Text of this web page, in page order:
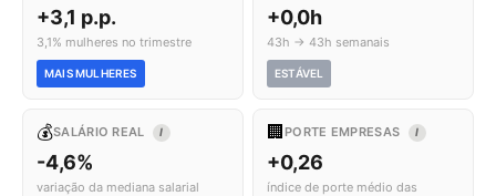
+3,1 p.p.
3,1% mulheres no trimestre
MAIS MULHERES
+0,0h
43h → 43h semanais
ESTÁVEL
💰SALÁRIO REAL I
-4,6%
variação da mediana salarial
🏢 PORTE EMPRESAS I
+0,26
índice de porte médio das